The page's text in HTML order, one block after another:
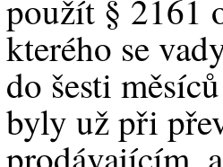
použít § 2161
kterého se
do šesti
byly už při